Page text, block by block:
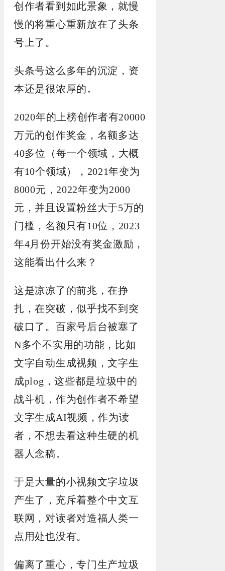
创作者看到如此景象，就慢
慢的将重心重新放在了头条
号上了。
头条号这么多年的沉淀，资
本还是很浓厚的。
2020年的上榜创作者有20000
万元的创作奖金，名额多达
40多位（每一个领域，大概
有10个领域），2021年变为
8000元，2022年变为2000
元，并且设置粉丝大于5万的
门槛，名额只有10位，2023
年4月份开始没有奖金激励，
这能看出什么来？
这是凉凉了的前兆，在挣
扎，在突破，似乎找不到突
破口了。百家号后台被塞了
N多个不实用的功能，比如
文字自动生成视频，文字生
成plog，这些都是垃圾中的
战斗机，作为创作者不希望
文字生成AI视频，作为读
者，不想去看这种生硬的机
器人念稿。
于是大量的小视频文字垃圾
产生了，充斥着整个中文互
联网，对读者对造福人类一
点用处也没有。
偏离了重心，专门生产垃圾